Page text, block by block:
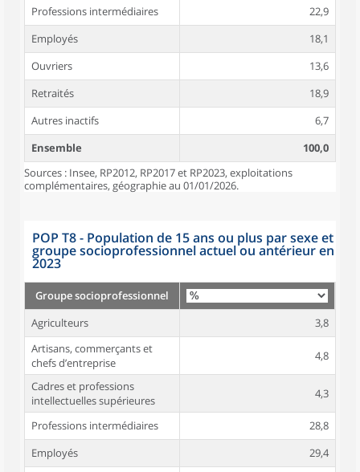
Professions intermédiaires
22,9
Employés
18,1
Ouvriers
13,6
Retraités
18,9
Autres inactifs
6,7
Ensemble
100,0
Sources : Insee, RP2012, RP2017 et RP2023, exploitations
complémentaires, géographie au 01/01/2026.
POP T8 - Population de 15 ans ou plus par sexe et
groupe socioprofessionnel actuel ou antérieur en
2023
Groupe socioprofessionnel
Agriculteurs
3,8
Artisans, commerçants et
chefs d’entreprise
4,8
Cadres et professions
intellectuelles supérieures
4,3
Professions intermédiaires
28,8
Employés
29,4